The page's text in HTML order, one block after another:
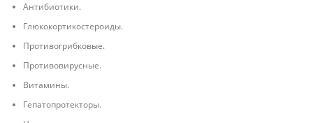
Антибиотики.
Глюкокортикостероиды.
Противогрибковые.
Противовирусные.
Витамины.
Гепатопротекторы.